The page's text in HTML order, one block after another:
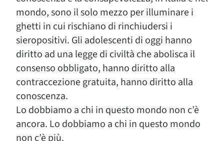
mondo, sono il solo mezzo per illuminare i
ghetti in cui rischiano di rinchiudersi i
sieropositivi. Gli adolescenti di oggi hanno
diritto ad una legge di civiltà che abolisca il
consenso obbligato, hanno diritto alla
contraccezione gratuita, hanno diritto alla
conoscenza.
Lo dobbiamo a chi in questo mondo non c’è
ancora. Lo dobbiamo a chi in questo mondo
non c’è più.